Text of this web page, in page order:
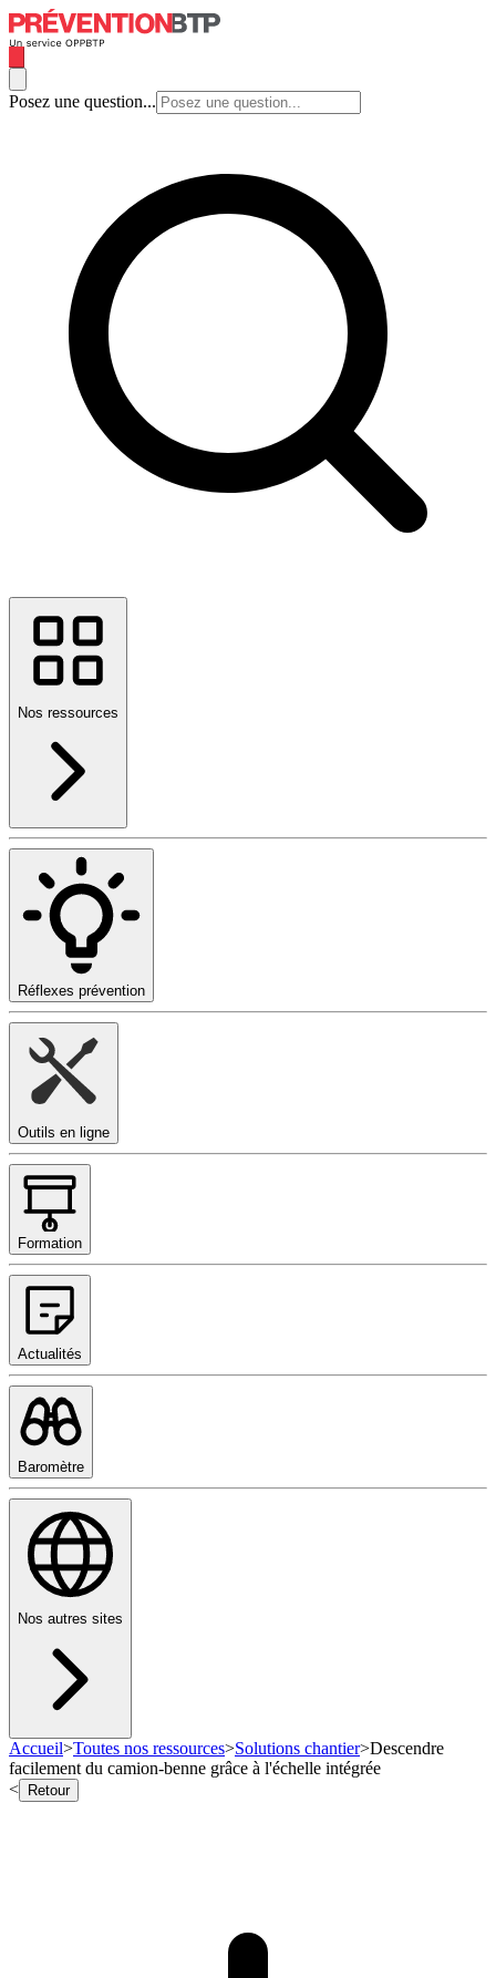
Posez une question...
Nos ressources
Réflexes prévention
Outils en ligne
Formation
Actualités
Baromètre
Nos autres sites
Accueil>Toutes nos ressources>Solutions chantier>Descendre
facilement du camion-benne grâce à l'échelle intégrée
<
Retour